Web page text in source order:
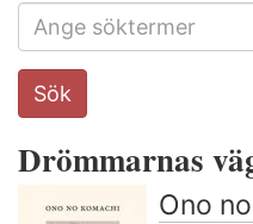
Search
this
Sök
Drömmarnas
Ono